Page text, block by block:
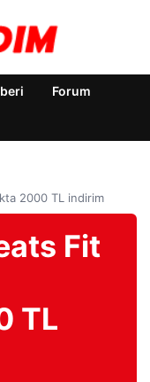
Forum
2000 TL indirim
Fit
TL